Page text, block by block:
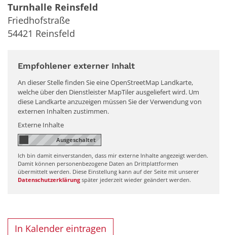
Turnhalle Reinsfeld
Friedhofstraße
54421 Reinsfeld
Empfohlener externer Inhalt
An dieser Stelle finden Sie eine OpenStreetMap Landkarte,
welche über den Dienstleister MapTiler ausgeliefert wird. Um
diese Landkarte anzuzeigen müssen Sie der Verwendung von
externen Inhalten zustimmen.
Externe Inhalte
Ich bin damit einverstanden, dass mir externe Inhalte angezeigt werden.
Damit können personenbezogene Daten an Drittplattformen
übermittelt werden. Diese Einstellung kann auf der Seite mit unserer
Datenschutzerklärung später jederzeit wieder geändert werden.
In Kalender eintragen